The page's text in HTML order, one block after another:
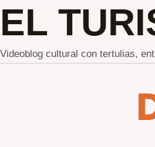
EL
Videoblog cultural con tertulias,